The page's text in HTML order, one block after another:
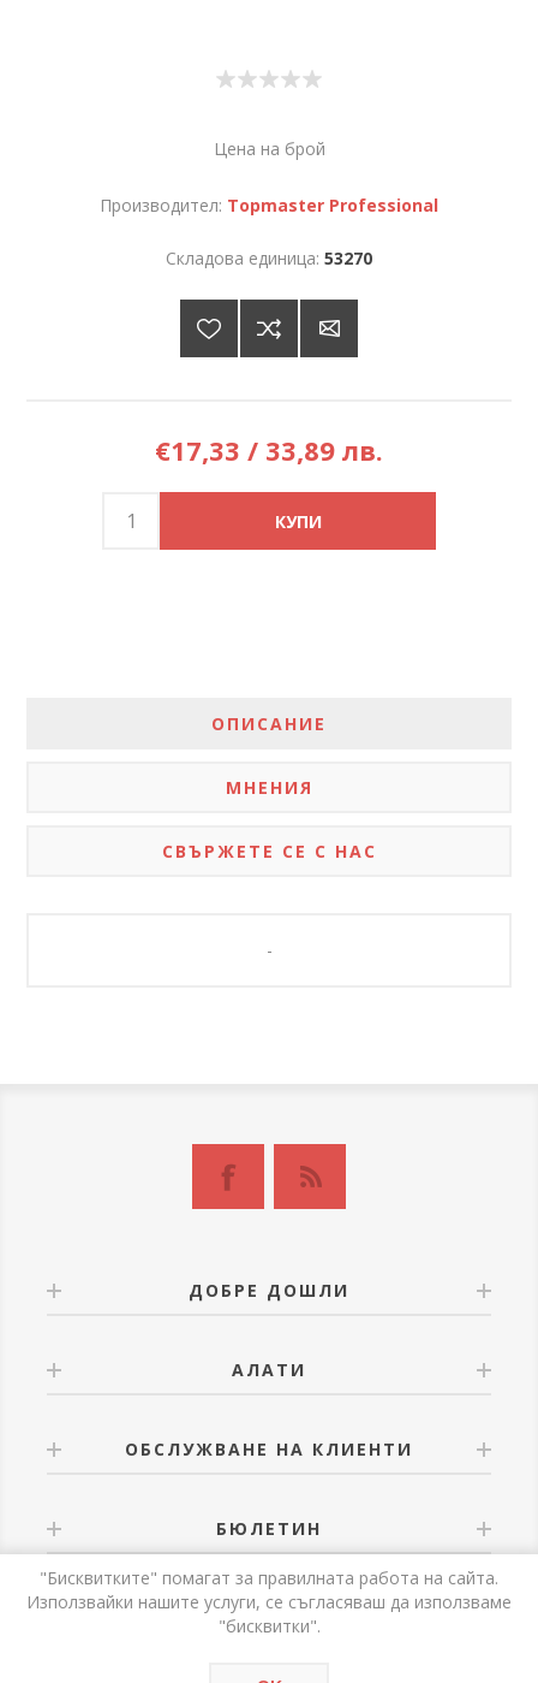
Цена на брой
Производител: Topmaster Professional
Складова единица: 53270
€17,33 / 33,89 лв.
ОПИСАНИЕ
МНЕНИЯ
СВЪРЖЕТЕ СЕ С НАС
-
ДОБРЕ ДОШЛИ
АЛАТИ
ОБСЛУЖВАНЕ НА КЛИЕНТИ
БЮЛЕТИН
"Бисквитките" помагат за правилната работа на сайта.
Използвайки нашите услуги, се съгласяваш да използваме
"бисквитки".